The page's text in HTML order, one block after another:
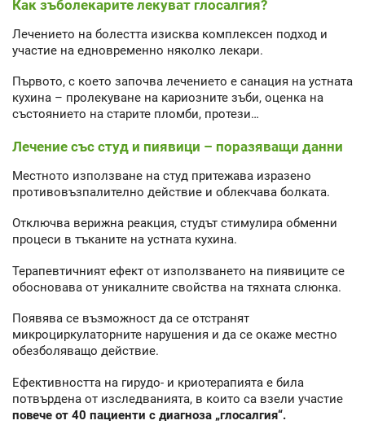
Как зъболекарите лекуват глосалгия?
Лечението на болестта изисква комплексен подход и
участие на едновременно няколко лекари.
Първото, с което започва лечението е санация на устната
кухина – пролекуване на кариозните зъби, оценка на
състоянието на старите пломби, протези…
Лечение със студ и пиявици – поразяващи данни
Местното използване на студ притежава изразено
противовъзпалително действие и облекчава болката.
Отключва верижна реакция, студът стимулира обменни
процеси в тъканите на устната кухина.
Терапевтичният ефект от използването на пиявиците се
обосновава от уникалните свойства на тяхната слюнка.
Появява се възможност да се отстранят
микроциркулаторните нарушения и да се окаже местно
обезболяващо действие.
Ефективността на гирудо- и криотерапията е била
потвърдена от изследванията, в които са взели участие
повече от 40 пациенти с диагноза „глосалгия“.